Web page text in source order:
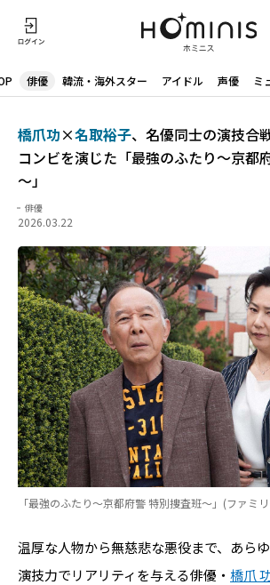
俳優 韓流・海外スター アイドル 声優 ミ
橋爪功×名取裕子、名優同士の演技合
コンビを演じた「最強のふたり～京都
～」
俳優
2026.03.22
「最強のふたり～京都府警 特別捜査班～」(ファミ
温厚な人物から無慈悲な悪役まで、あら
演技力でリアリティを与える俳優・ 橋爪